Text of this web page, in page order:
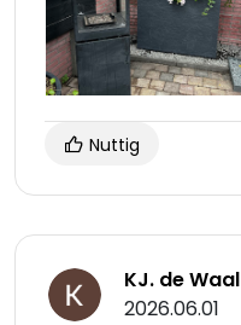
Nuttig
KJ. de Waal
2026.06.01